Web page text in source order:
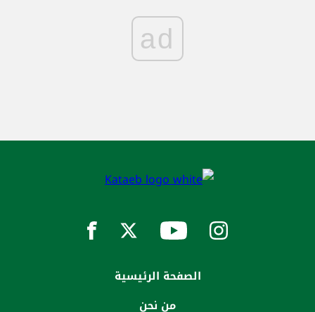
ad
الصفحة الرئيسية
من نحن